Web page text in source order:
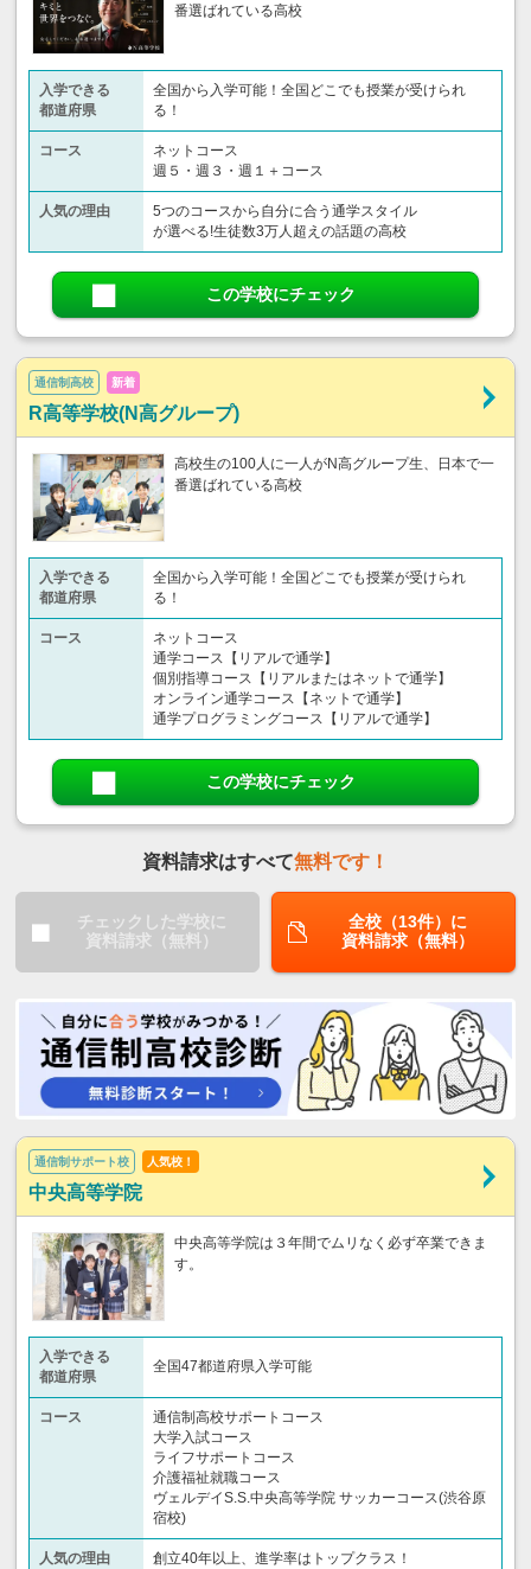
番選ばれている高校
入学できる
都道府県
全国から入学可能！全国どこでも授業が受けられ
る！
コース
ネットコース
週５・週３・週１＋コース
人気の理由
5つのコースから自分に合う通学スタイル
が選べる!生徒数3万人超えの話題の高校
この学校にチェック
通信制高校 新着
R高等学校(N高グループ)
高校生の100人に一人がN高グループ生、日本で一
番選ばれている高校
入学できる
都道府県
全国から入学可能！全国どこでも授業が受けられ
る！
コース
ネットコース
通学コース【リアルで通学】
個別指導コース【リアルまたはネットで通学】
オンライン通学コース【ネットで通学】
通学プログラミングコース【リアルで通学】
この学校にチェック
資料請求はすべて無料です！
チェックした学校に
資料請求（無料）
全校（13件）に
資料請求（無料）
通信制サポート校 人気校！
中央高等学院
中央高等学院は３年間でムリなく必ず卒業できま
す。
入学できる
都道府県
全国47都道府県入学可能
コース
通信制高校サポートコース
大学入試コース
ライフサポートコース
介護福祉就職コース
ヴェルデイS.S.中央高等学院 サッカーコース(渋谷原
宿校)
人気の理由
創立40年以上、進学率はトップクラス！